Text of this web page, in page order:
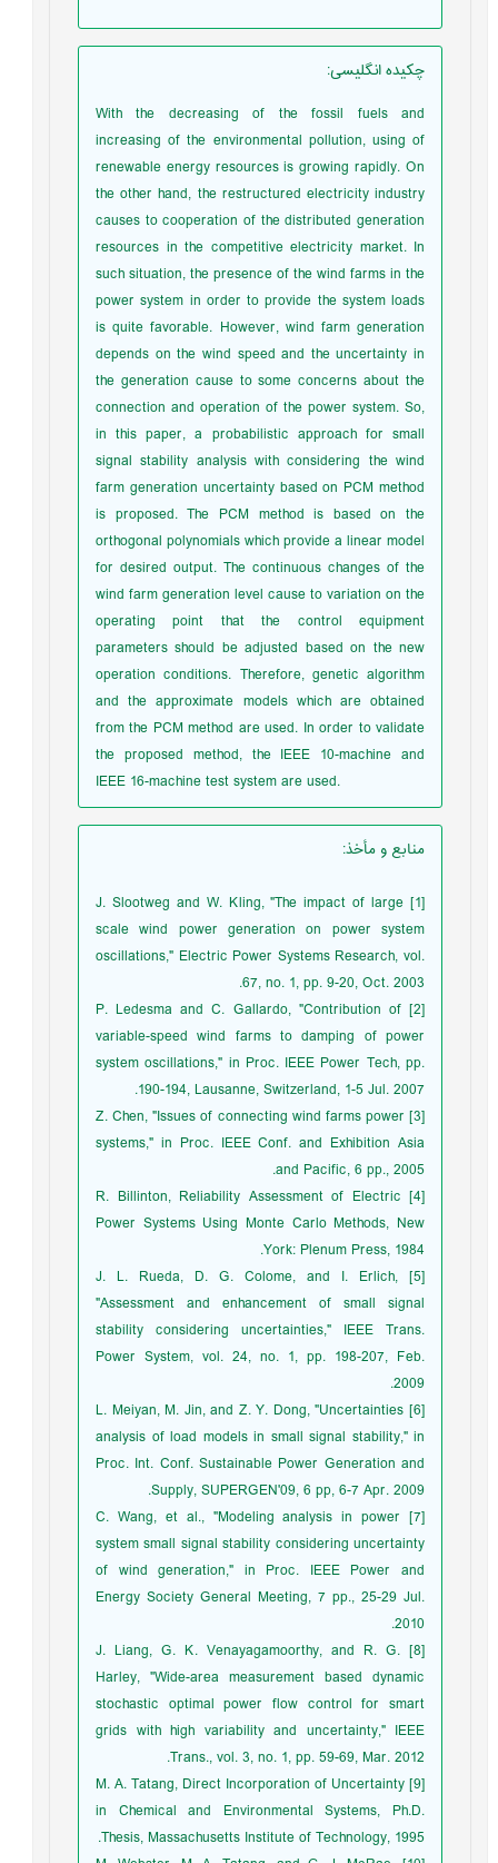
چکیده انگلیسی:
With the decreasing of the fossil fuels and
increasing of the environmental pollution, using of
renewable energy resources is growing rapidly. On
the other hand, the restructured electricity industry
causes to cooperation of the distributed generation
resources in the competitive electricity market. In
such situation, the presence of the wind farms in the
power system in order to provide the system loads
is quite favorable. However, wind farm generation
depends on the wind speed and the uncertainty in
the generation cause to some concerns about the
connection and operation of the power system. So,
in this paper, a probabilistic approach for small
signal stability analysis with considering the wind
farm generation uncertainty based on PCM method
is proposed. The PCM method is based on the
orthogonal polynomials which provide a linear model
for desired output. The continuous changes of the
wind farm generation level cause to variation on the
operating point that the control equipment
parameters should be adjusted based on the new
operation conditions. Therefore, genetic algorithm
and the approximate models which are obtained
from the PCM method are used. In order to validate
the proposed method, the IEEE 10-machine and
IEEE 16-machine test system are used.
منابع و مأخذ:
[1] J. Slootweg and W. Kling, "The impact of large
scale wind power generation on power system
oscillations," Electric Power Systems Research, vol.
67, no. 1, pp. 9-20, Oct. 2003.
[2] P. Ledesma and C. Gallardo, "Contribution of
variable-speed wind farms to damping of power
system oscillations," in Proc. IEEE Power Tech, pp.
190-194, Lausanne, Switzerland, 1-5 Jul. 2007.
[3] Z. Chen, "Issues of connecting wind farms power
systems," in Proc. IEEE Conf. and Exhibition Asia
and Pacific, 6 pp., 2005.
[4] R. Billinton, Reliability Assessment of Electric
Power Systems Using Monte Carlo Methods, New
York: Plenum Press, 1984.
[5] J. L. Rueda, D. G. Colome, and I. Erlich,
"Assessment and enhancement of small signal
stability considering uncertainties," IEEE Trans.
Power System, vol. 24, no. 1, pp. 198-207, Feb.
2009.
[6] L. Meiyan, M. Jin, and Z. Y. Dong, "Uncertainties
analysis of load models in small signal stability," in
Proc. Int. Conf. Sustainable Power Generation and
Supply, SUPERGEN'09, 6 pp, 6-7 Apr. 2009.
[7] C. Wang, et al., "Modeling analysis in power
system small signal stability considering uncertainty
of wind generation," in Proc. IEEE Power and
Energy Society General Meeting, 7 pp., 25-29 Jul.
2010.
[8] J. Liang, G. K. Venayagamoorthy, and R. G.
Harley, "Wide-area measurement based dynamic
stochastic optimal power flow control for smart
grids with high variability and uncertainty," IEEE
Trans., vol. 3, no. 1, pp. 59-69, Mar. 2012.
[9] M. A. Tatang, Direct Incorporation of Uncertainty
in Chemical and Environmental Systems, Ph.D.
Thesis, Massachusetts Institute of Technology, 1995.